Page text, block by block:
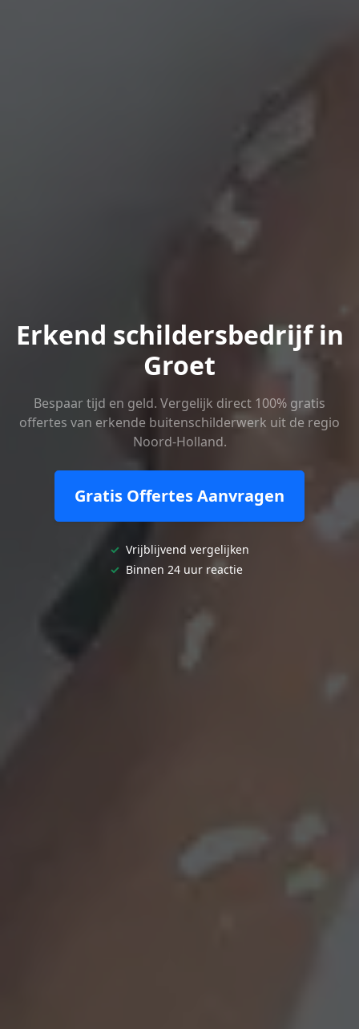
Erkend schildersbedrijf in
Groet
Bespaar tijd en geld. Vergelijk direct 100% gratis
offertes van erkende buitenschilderwerk uit de regio
Noord-Holland.
Gratis Offertes Aanvragen
✓ Vrijblijvend vergelijken
✓ Binnen 24 uur reactie